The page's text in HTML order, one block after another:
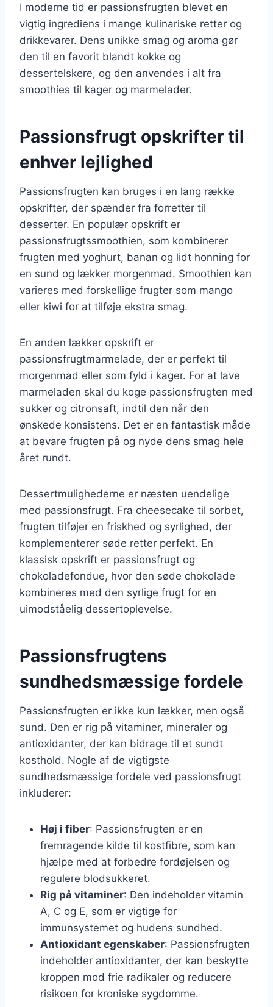
I moderne tid er passionsfrugten blevet en
vigtig ingrediens i mange kulinariske retter og
drikkevarer. Dens unikke smag og aroma gør
den til en favorit blandt kokke og
dessertelskere, og den anvendes i alt fra
smoothies til kager og marmelader.
Passionsfrugt opskrifter til
enhver lejlighed
Passionsfrugten kan bruges i en lang række
opskrifter, der spænder fra forretter til
desserter. En populær opskrift er
passionsfrugtssmoothien, som kombinerer
frugten med yoghurt, banan og lidt honning for
en sund og lækker morgenmad. Smoothien kan
varieres med forskellige frugter som mango
eller kiwi for at tilføje ekstra smag.
En anden lækker opskrift er
passionsfrugtmarmelade, der er perfekt til
morgenmad eller som fyld i kager. For at lave
marmeladen skal du koge passionsfrugten med
sukker og citronsaft, indtil den når den
ønskede konsistens. Det er en fantastisk måde
at bevare frugten på og nyde dens smag hele
året rundt.
Dessertmulighederne er næsten uendelige
med passionsfrugt. Fra cheesecake til sorbet,
frugten tilføjer en friskhed og syrlighed, der
komplementerer søde retter perfekt. En
klassisk opskrift er passionsfrugt og
chokoladefondue, hvor den søde chokolade
kombineres med den syrlige frugt for en
uimodståelig dessertoplevelse.
Passionsfrugtens
sundhedsmæssige fordele
Passionsfrugten er ikke kun lækker, men også
sund. Den er rig på vitaminer, mineraler og
antioxidanter, der kan bidrage til et sundt
kosthold. Nogle af de vigtigste
sundhedsmæssige fordele ved passionsfrugt
inkluderer:
Høj i fiber: Passionsfrugten er en
fremragende kilde til kostfibre, som kan
hjælpe med at forbedre fordøjelsen og
regulere blodsukkeret.
Rig på vitaminer: Den indeholder vitamin
A, C og E, som er vigtige for
immunsystemet og hudens sundhed.
Antioxidant egenskaber: Passionsfrugten
indeholder antioxidanter, der kan beskytte
kroppen mod frie radikaler og reducere
risikoen for kroniske sygdomme.